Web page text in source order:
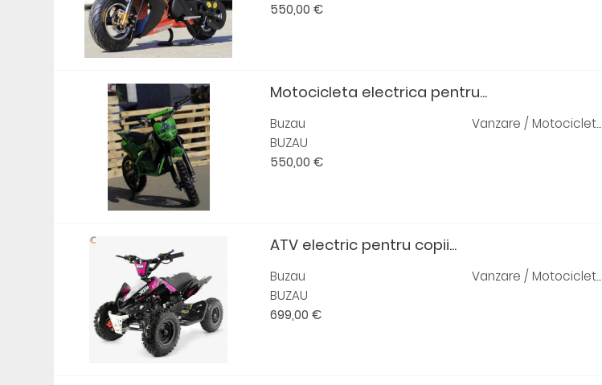
550,00 €
Motocicleta electrica pentru...
Buzau
BUZAU
550,00 €
Vanzare / Motociclet...
ATV electric pentru copii...
Buzau
BUZAU
699,00 €
Vanzare / Motociclet...